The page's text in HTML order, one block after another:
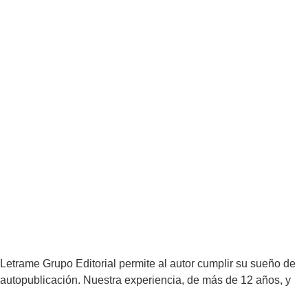
Letrame Grupo Editorial permite al autor cumplir su sueño de
autopublicación. Nuestra experiencia, de más de 12 años, y